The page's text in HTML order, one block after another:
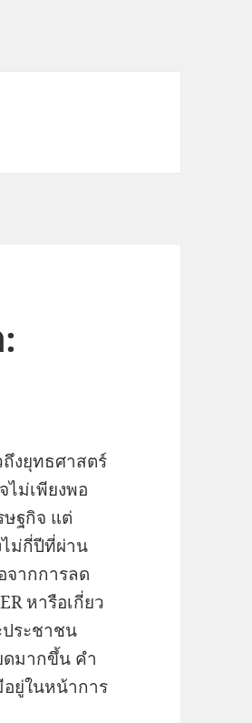
งยุทธศาสตร์
ม่เพียงพอ
ษฐกิจ แต่
ไม่กี่ปีที่ผ่าน
จากการลด
หารือเกี่ยว
ระชาชน
ดมากขึ้น คำ
ยู่ในหน้าการ